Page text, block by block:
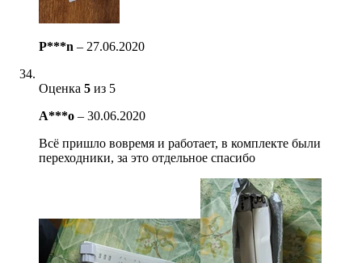
P***n – 27.06.2020
Оценка 5 из 5
A***o – 30.06.2020
Всё пришло вовремя и работает, в комплекте были
переходники, за это отдельное спасибо